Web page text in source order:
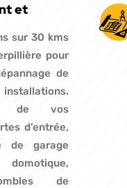
et
sur 30 kms
pour
de
de vos
d’entrée,
de garage
de